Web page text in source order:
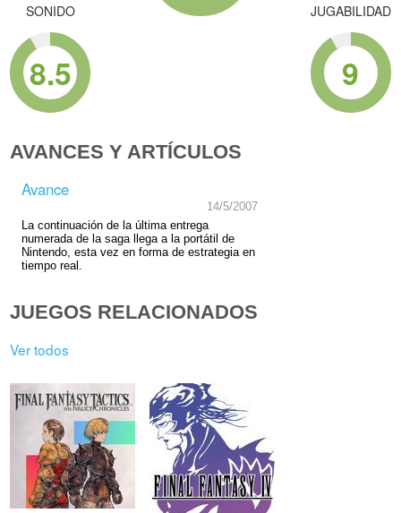
SONIDO
8.5
JUGABILIDAD
9
AVANCES Y ARTÍCULOS
Avance
14/5/2007
La continuación de la última entrega
numerada de la saga llega a la portátil de
Nintendo, esta vez en forma de estrategia en
tiempo real.
JUEGOS RELACIONADOS
Ver todos